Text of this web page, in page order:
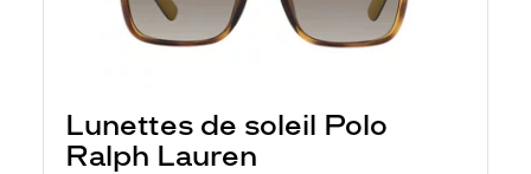
Lunettes de soleil Polo
Ralph Lauren